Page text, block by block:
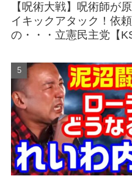
【呪術大戦】呪術師が
イキックアタック！依
の・・・立憲民主党【